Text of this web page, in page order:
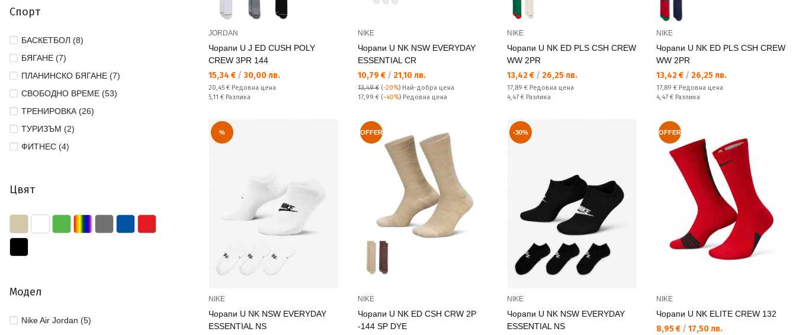
Спорт
БАСКЕТБОЛ (8)
БЯГАНЕ (7)
ПЛАНИНСКО БЯГАНЕ (7)
СВОБОДНО ВРЕМЕ (53)
ТРЕНИРОВКА (26)
ТУРИЗЪМ (2)
ФИТНЕС (4)
Цвят
Модел
Nike Air Jordan (5)
JORDAN
Чорапи U J ED CUSH POLY
CREW 3PR 144
Текуща цена:
15,34 € / 30,00 лв.
Редовна цена:
20,45 € Редовна цена
Спестявате:
5,11 € Разлика
NIKE
Чорапи U NK NSW EVERYDAY
ESSENTIAL CR
Текуща цена:
10,79 € / 21,10 лв.
13,49 € (-20%) Най-добра цена
Редовна цена:
17,99 € (-40%) Редовна цена
NIKE
Чорапи U NK ED PLS CSH CREW
WW 2PR
Текуща цена:
13,42 € / 26,25 лв.
Редовна цена:
17,89 € Редовна цена
Спестявате:
4,47 € Разлика
NIKE
Чорапи U NK ED PLS CSH CREW
WW 2PR
Текуща цена:
13,42 € / 26,25 лв.
Редовна цена:
17,89 € Редовна цена
Спестявате:
4,47 € Разлика
%
NIKE
Чорапи U NK NSW EVERYDAY
ESSENTIAL NS
OFFER
NIKE
Чорапи U NK ED CSH CRW 2P
-144 SP DYE
-30%
NIKE
Чорапи U NK NSW EVERYDAY
ESSENTIAL NS
OFFER
NIKE
Чорапи U NK ELITE CREW 132
Текуща цена:
8,95 € / 17,50 лв.